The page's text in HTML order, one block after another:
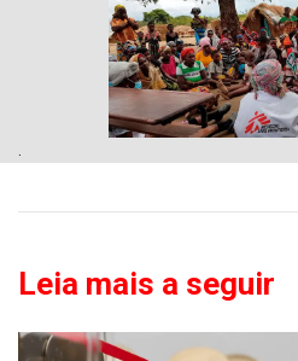
.
Leia mais a seguir